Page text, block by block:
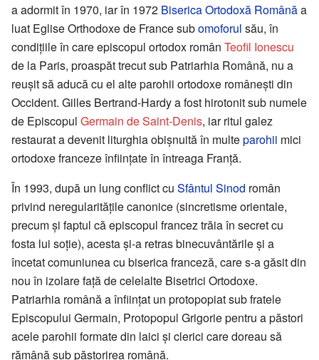
a adormit în 1970, iar în 1972 Biserica Ortodoxă Românăa
luat Eglise Orthodoxe de France subomoforul său, în
condiţiile în care episcopul ortodox român Teofil Ionescu
de la Paris, proaspăt trecut sub Patriarhia Română, nu a
reuşit să aducă cu el alte parohii ortodoxe româneşti din
Occident. Gilles Bertrand-Hardy a fost hirotonit sub numele
de Episcopul Germain de Saint-Denis, iar ritul galez
restaurat a devenit liturghia obişnuită în multeparohii mici
ortodoxe franceze înfiinţate în întreaga Franţă.
În 1993, după un lung conflict cu Sfântul Sinod român
privind neregularităţile canonice (sincretisme orientale,
precum şi faptul că episcopul francez trăia în secret cu
fosta lui soţie), acesta şi-a retras binecuvântările şi a
încetat comuniunea cu biserica franceză, care s-a găsit din
nou în izolare faţă de celelalte Bisetrici Ortodoxe.
Patriarhia română a înfiinţat un protopopiat sub fratele
Episcopului Germain, Protopopul Grigorie pentru a păstori
acele parohii formate din laici şi clerici care doreau să
rămână sub păstorirea română.